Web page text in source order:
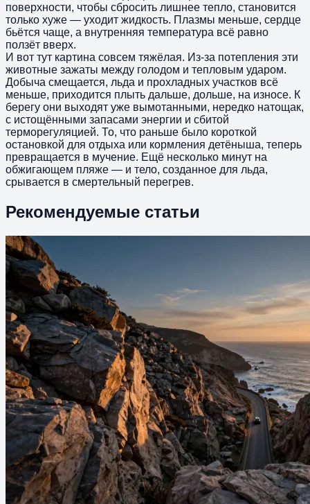
поверхности, чтобы сбросить лишнее тепло, становится
только хуже — уходит жидкость. Плазмы меньше, сердце
бьётся чаще, а внутренняя температура всё равно
ползёт вверх.
И вот тут картина совсем тяжёлая. Из-за потепления эти
животные зажаты между голодом и тепловым ударом.
Добыча смещается, льда и прохладных участков всё
меньше, приходится плыть дальше, дольше, на износе. К
берегу они выходят уже вымотанными, нередко натощак,
с истощёнными запасами энергии и сбитой
терморегуляцией. То, что раньше было короткой
остановкой для отдыха или кормления детёныша, теперь
превращается в мучение. Ещё несколько минут на
обжигающем пляже — и тело, созданное для льда,
срывается в смертельный перегрев.
Рекомендуемые статьи